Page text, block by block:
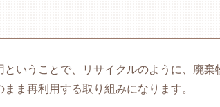
ということで、リサイクルのように、廃
ま再利用する取り組みになります。